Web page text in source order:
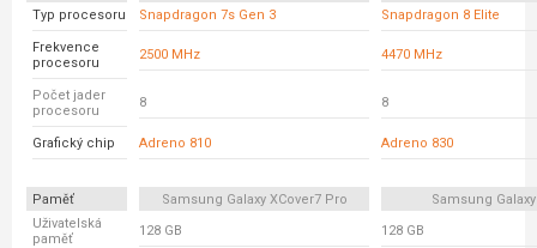
Typ procesoru
Snapdragon 7s Gen 3 Snapdragon 8 Elite
Frekvence
procesoru
2500 MHz 4470 MHz
Počet jader
procesoru
8 8
Grafický chip Adreno 810 Adreno 830
Paměť Samsung Galaxy XCover7 Pro
Samsung Galaxy
Uživatelská
paměť
128 GB 128 GB